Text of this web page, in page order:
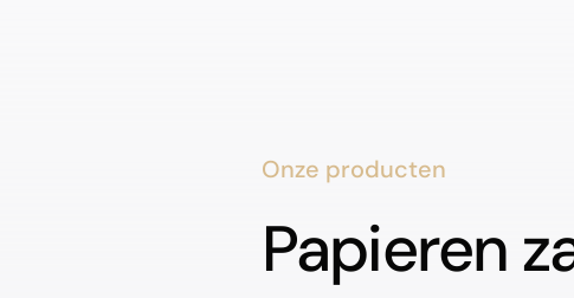
Onze producten
Papieren